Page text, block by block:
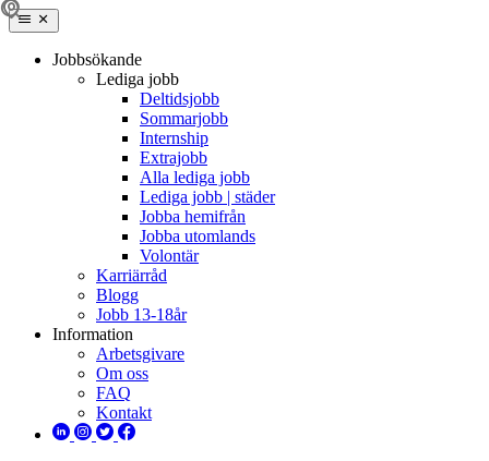
Jobbsökande
Lediga jobb
Deltidsjobb
Sommarjobb
Internship
Extrajobb
Alla lediga jobb
Lediga jobb | städer
Jobba hemifrån
Jobba utomlands
Volontär
Karriärråd
Blogg
Jobb 13-18år
Information
Arbetsgivare
Om oss
FAQ
Kontakt